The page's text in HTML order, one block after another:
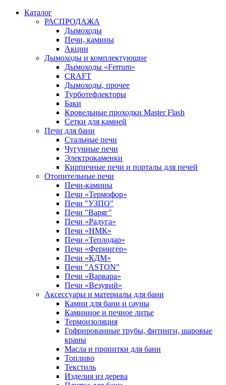
Каталог
РАСПРОДАЖА
Дымоходы
Печи, камины
Акции
Дымоходы и комплектующие
Дымоходы «Ferrum»
CRAFT
Дымоходы, прочее
Турботефлекторы
Баки
Кровельные проходки Master Flash
Сетки для камней
Печи для бани
Стальные печи
Чугунные печи
Электрокаменки
Кирпичные печи и порталы для печей
Отопительные печи
Печи-камины
Печи «Термофор»
Печи "УЗПО"
Печи "Варяг"
Печи «Радуга»
Печи «НМК»
Печи «Теплодар»
Печи «Ферингер»
Печи «КДМ»
Печи "ASTON"
Печи «Варвара»
Печи «Везувий»
Аксессуары и материалы для бани
Камни для бани и сауны
Каминное и печное литье
Термоизоляция
Гофрированные трубы, фитинги, шаровые
краны
Масла и пропитки для бани
Топливо
Текстиль
Изделия из дерева